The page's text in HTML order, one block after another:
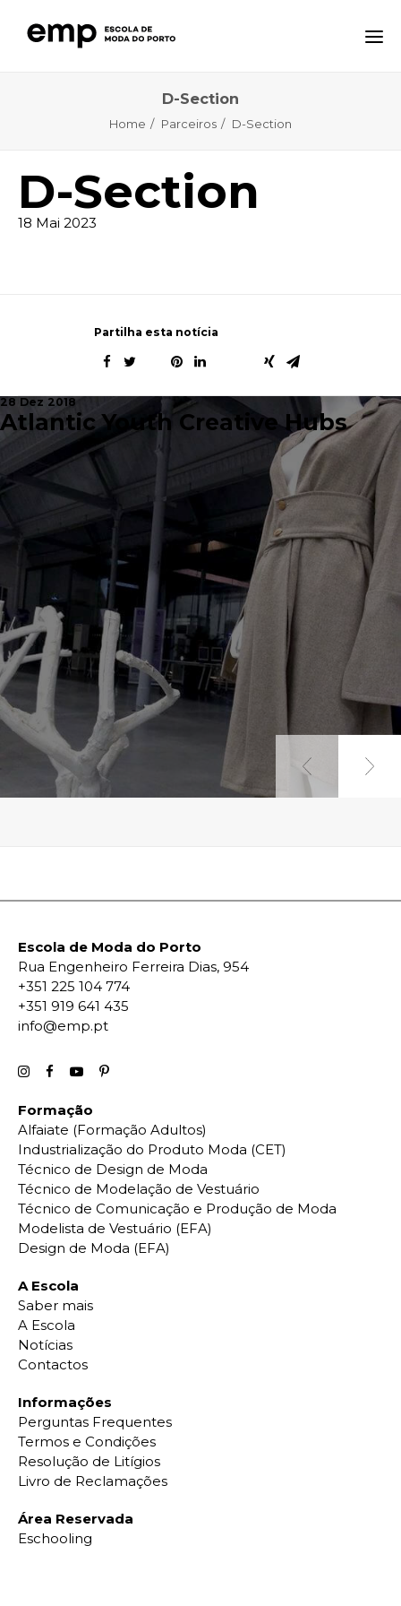
EQAVET
CTE – CENTRO TECNOLÓGICO ESPECIALIZADO
D-Section
Home Parceiros D-Section
D-Section
18 Mai 2023
Partilha esta notícia
28 Dez 2018
Atlantic Youth Creative Hubs
Escola de Moda do Porto
Rua Engenheiro Ferreira Dias, 954
+351 225 104 774
+351 919 641 435
info@emp.pt
Formação
Alfaiate (Formação Adultos)
Industrialização do Produto Moda (CET)
Técnico de Design de Moda
Técnico de Modelação de Vestuário
Técnico de Comunicação e Produção de Moda
Modelista de Vestuário (EFA)
Design de Moda (EFA)
A Escola
Saber mais
A Escola
Notícias
Contactos
Informações
Perguntas Frequentes
Termos e Condições
Resolução de Litígios
Livro de Reclamações
Área Reservada
Eschooling